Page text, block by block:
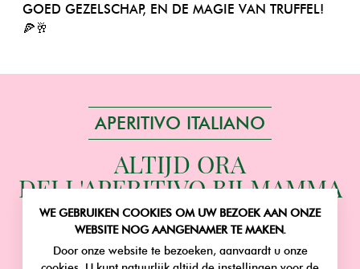
GOED GEZELSCHAP, EN DE MAGIE VAN TRUFFEL!
🍕🥂
APERITIVO ITALIANO
ALTIJD ORA
DELL'APERITIVO BIJ MAMMA
ROMA!
COCKTAILS HELE DAG VOORDELIG
VANAF 8.99€
WE GEBRUIKEN COOKIES OM UW BEZOEK AAN ONZE
WEBSITE NOG AANGENAMER TE MAKEN.
Door onze website te bezoeken, aanvaardt u onze